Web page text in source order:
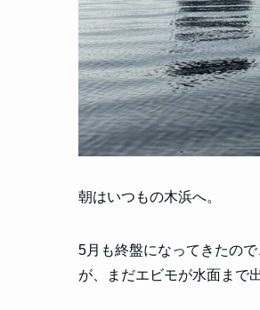
朝はいつもの木浜へ。
5月も終盤になってきたの
が、まだエビモが水面まで